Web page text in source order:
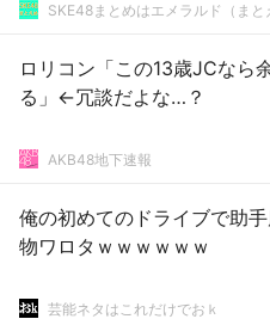
SKE48まとめはエメラルド（まと
ロリコン「この13歳JCなら
る」←冗談だよな…？
AKB48地下速報
俺の初めてのドライブで助
物ワロタｗｗｗｗｗｗ
芸能ネタはこれだけでおｋ